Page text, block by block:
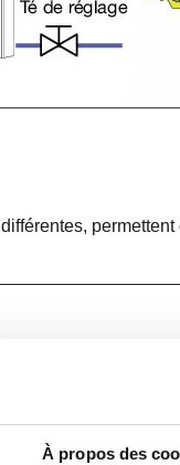
À propos des